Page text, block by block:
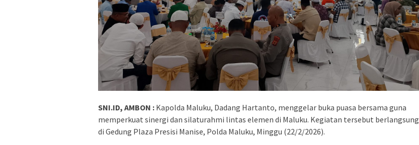
SNI.ID, AMBON : Kapolda Maluku, Dadang Hartanto, menggelar buka puasa bersama guna
memperkuat sinergi dan silaturahmi lintas elemen di Maluku. Kegiatan tersebut berlangsung
di Gedung Plaza Presisi Manise, Polda Maluku, Minggu (22/2/2026).